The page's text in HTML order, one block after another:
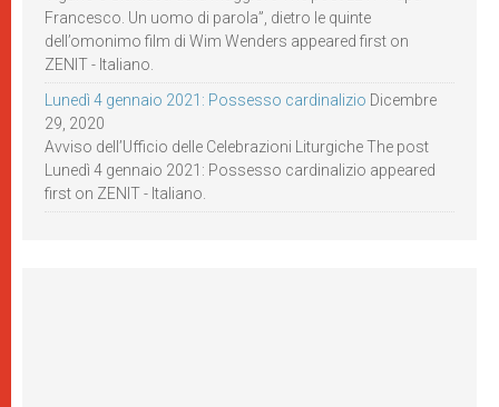
Francesco. Un uomo di parola”, dietro le quinte
dell’omonimo film di Wim Wenders appeared first on
ZENIT - Italiano.
Lunedì 4 gennaio 2021: Possesso cardinalizio Dicembre
29, 2020
Avviso dell’Ufficio delle Celebrazioni Liturgiche The post
Lunedì 4 gennaio 2021: Possesso cardinalizio appeared
first on ZENIT - Italiano.